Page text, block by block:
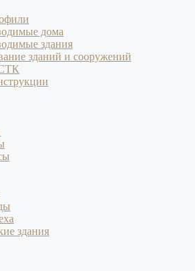
дома
здания
зданий и сооружений
здания